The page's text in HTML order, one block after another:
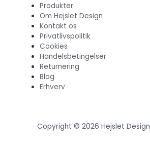
Produkter
Om Hejslet Design
Kontakt os
Privatlivspolitik
Cookies
Handelsbetingelser
Returnering
Blog
Erhverv
Copyright © 2026 Hejslet Design